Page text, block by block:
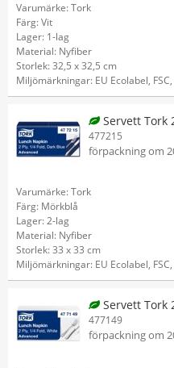
Varumärke: Tork
Färg: Vit
Lager: 1-lag
Material: Nyfiber
Storlek: 32,5 x 32,5 cm
Miljömärkningar: EU Ecolabel,
Servett Tork
477215
förpackning om
Varumärke: Tork
Färg: Mörkblå
Lager: 2-lag
Material: Nyfiber
Storlek: 33 x 33 cm
Miljömärkningar: EU Ecolabel,
Servett Tork
477149
förpackning om